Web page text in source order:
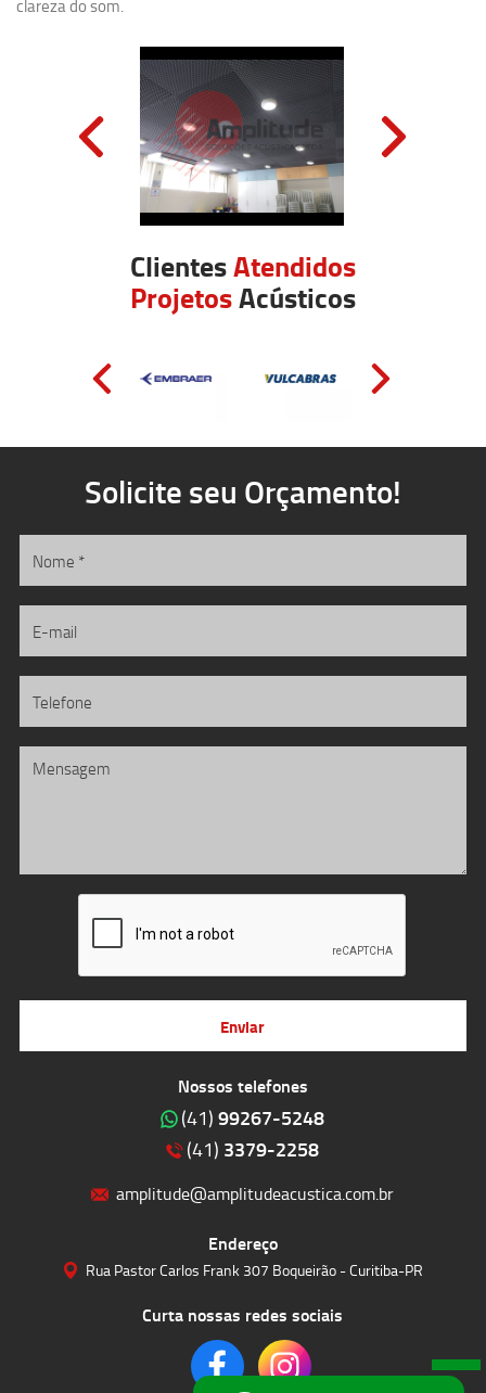
clareza do som.
ClientesAtendidos
ProjetosAcústicos
Nossos telefones
(41) 99267-5248
(41) 3379-2258
amplitude@amplitudeacustica.com.br
Endereço
Rua Pastor Carlos Frank 307 Boqueirão - Curitiba-PR
Curta nossas redes sociais
Solicite seu Orçamento!
Enviar